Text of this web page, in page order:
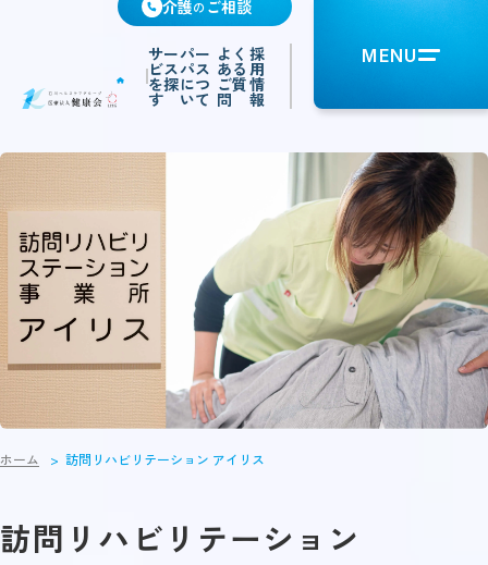
介護の ご相談
サー
ビス
を探
す
パー
パス
につ
いて
よく
ある
ご質
問
採
用
情
報
MENU
ホーム 訪問リハビリテーション アイリス
訪問リハビリテーション